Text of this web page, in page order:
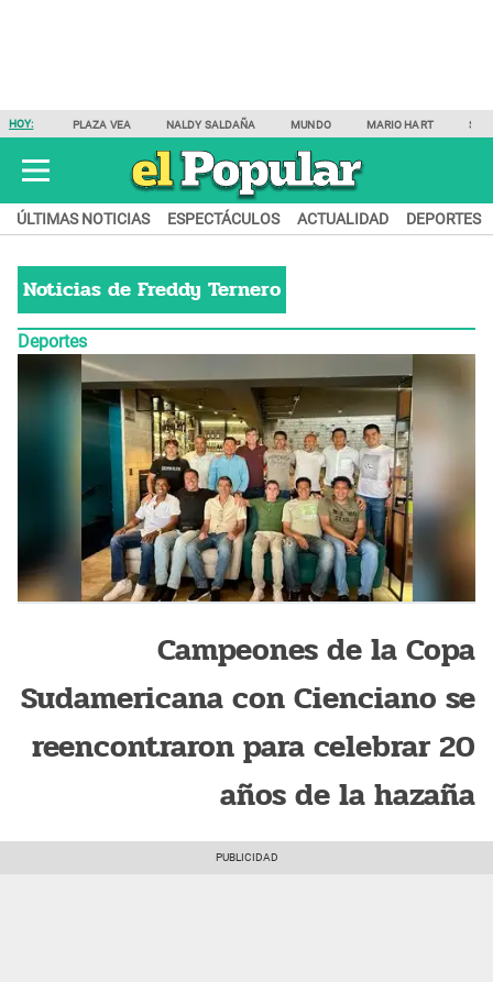
HOY: PLAZA VEA NALDY SALDAÑA MUNDO MARIO HART
ÚLTIMAS NOTICIAS ESPECTÁCULOS ACTUALIDAD DEPORTES
Noticias de Freddy Ternero
Deportes
Campeones de la Copa
Sudamericana con Cienciano se
reencontraron para celebrar 20
años de la hazaña